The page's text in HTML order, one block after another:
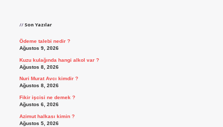
Son Yazılar
Ödeme talebi nedir ?
Ağustos 9, 2026
Kuzu kulağında hangi alkol var ?
Ağustos 8, 2026
Nuri Murat Avcı kimdir ?
Ağustos 8, 2026
Fikir işcisi ne demek ?
Ağustos 6, 2026
Azimut halkası kimin ?
Ağustos 5, 2026